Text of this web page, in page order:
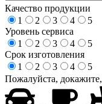
Качество продукции
1
2 3 4
5
Уровень сервиса
1
2 3 4
5
Срок изготовления
1
2 3 4
5
Пожалуйста,